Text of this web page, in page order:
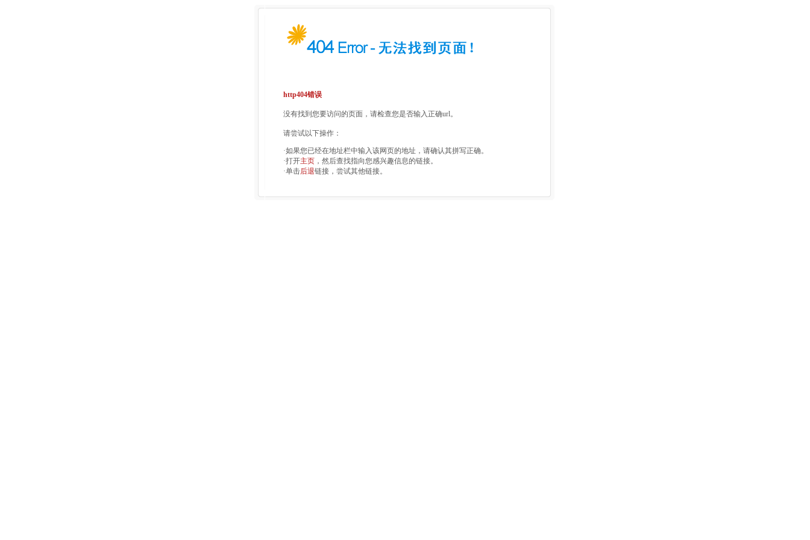
http404错误
没有找到您要访问的页面，请检查您是否输入正确url。
请尝试以下操作：
·如果您已经在地址栏中输入该网页的地址，请确认其拼写正确。
·打开主页 ，然后查找指向您感兴趣信息的链接。
·单击后退链接，尝试其他链接。